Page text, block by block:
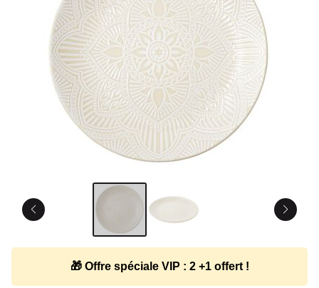
🎁 Offre spéciale VIP : 2 +1 offert !